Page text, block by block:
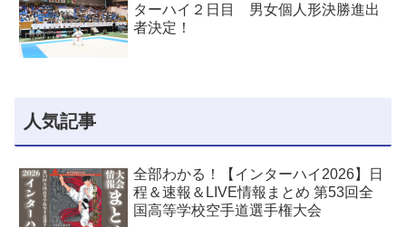
ターハイ２日目 男女個人形決勝進出
者決定！
人気記事
全部わかる！【インターハイ2026】日
程＆速報＆LIVE情報まとめ 第53回全
国高等学校空手道選手権大会